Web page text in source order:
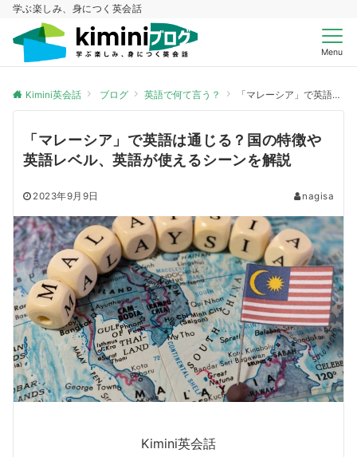
学ぶ楽しみ、身につく英会話
Menu
Kimini英会話 ブログ 英語で何て言う？ 「マレーシア」で英語は通じる？国の特徴や英語レベル、英語が使えるシーンを解説
「マレーシア」で英語は通じる？国の特徴や
英語レベル、英語が使えるシーンを解説
2023年9月9日 nagisa
Kimini英会話